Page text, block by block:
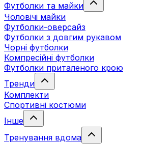
Футболки та майки
Чоловічі майки
Футболки-оверсайз
Футболки з довгим рукавом
Чорні футболки
Компресійні футболки
Футболки приталеного крою
Тренди
Комплекти
Спортивні костюми
Інше
Тренування вдома